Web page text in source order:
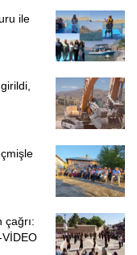
ile
çağrı:
VİDEO